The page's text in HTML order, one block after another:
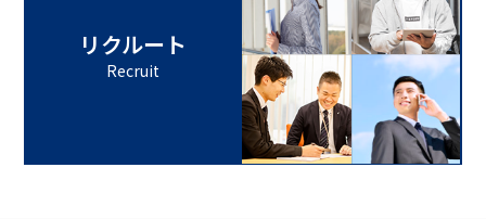
リクルート
Recruit